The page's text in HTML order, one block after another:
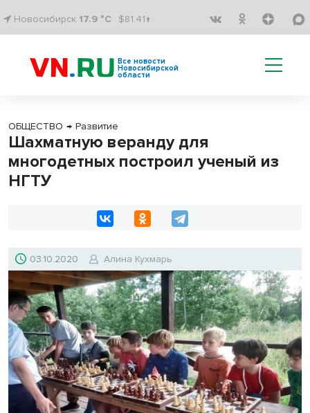
Новосибирск 17.9 °C $81.41↑
Все новости
Новосибирской
области
ОБЩЕСТВО → Развитие
Шахматную веранду для
многодетных построил ученый из
НГТУ
03.10.2020 Алина Кухмарь